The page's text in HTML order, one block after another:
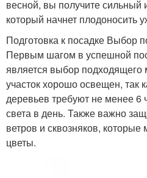
весной, вы получите сильный
который начнет плодоносить
Подготовка к посадке Выбор
Первым шагом в успешной
является выбор подходящего
участок хорошо освещен, так
деревьев требуют не менее 6
света в день. Также важно
ветров и сквозняков, которые
цветы.